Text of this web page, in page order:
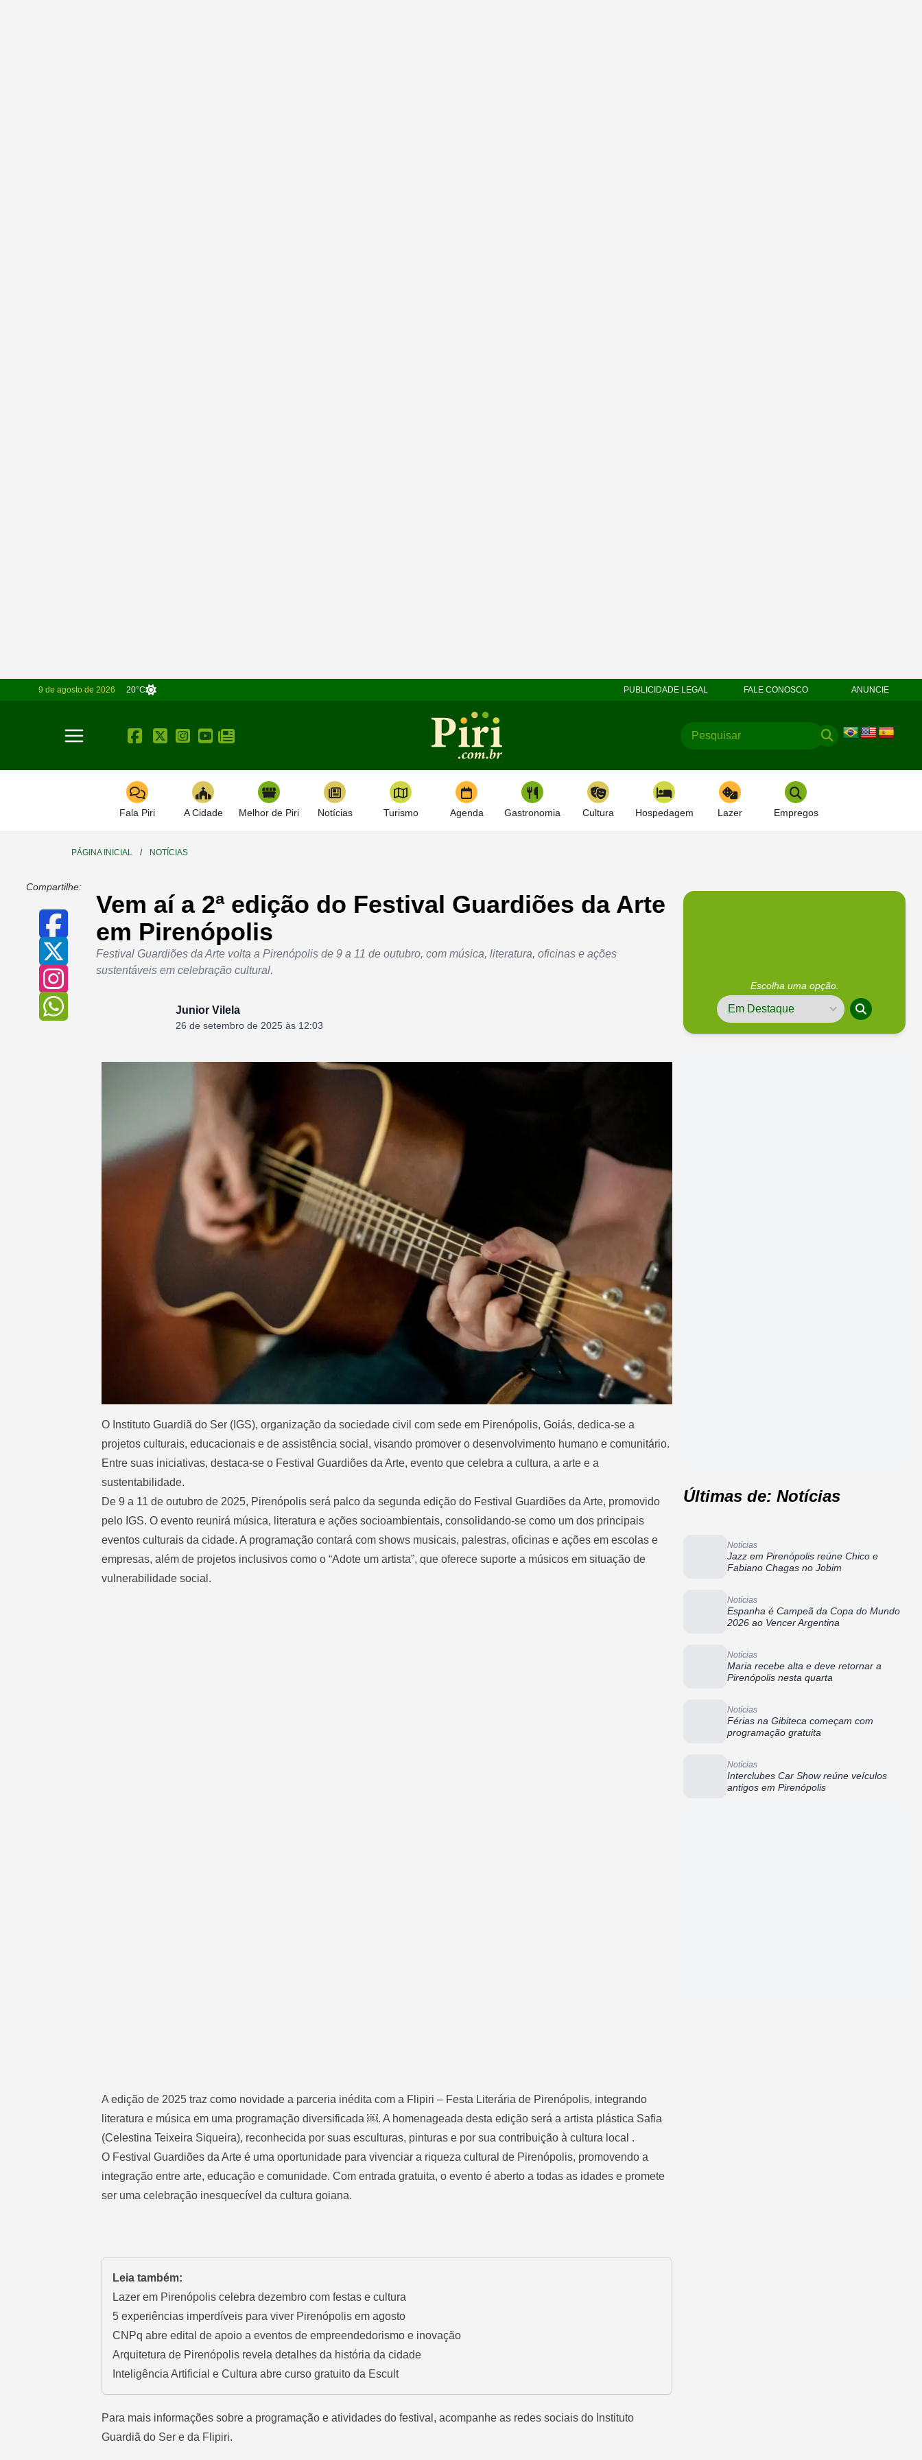
9 de agosto de 2026 20°C PUBLICIDADE LEGAL FALE CONOSCO ANUNCIE
Toggle navigation
Fala Piri A Cidade Melhor de Piri Notícias Turismo Agenda Gastronomia Cultura Hospedagem Lazer Empregos
PÁGINA INICIAL / NOTÍCIAS
Compartilhe:
Vem aí a 2ª edição do Festival Guardiões da Arte
em Pirenópolis
Festival Guardiões da Arte volta a Pirenópolis de 9 a 11 de outubro, com música, literatura, oficinas e ações
sustentáveis em celebração cultural.
Junior Vilela
26 de setembro de 2025 às 12:03
O Instituto Guardiã do Ser (IGS), organização da sociedade civil com sede em Pirenópolis, Goiás, dedica-se a
projetos culturais, educacionais e de assistência social, visando promover o desenvolvimento humano e comunitário.
Entre suas iniciativas, destaca-se o Festival Guardiões da Arte, evento que celebra a cultura, a arte e a
sustentabilidade.
De 9 a 11 de outubro de 2025, Pirenópolis será palco da segunda edição do Festival Guardiões da Arte, promovido
pelo IGS. O evento reunirá música, literatura e ações socioambientais, consolidando-se como um dos principais
eventos culturais da cidade. A programação contará com shows musicais, palestras, oficinas e ações em escolas e
empresas, além de projetos inclusivos como o “Adote um artista”, que oferece suporte a músicos em situação de
vulnerabilidade social.
A edição de 2025 traz como novidade a parceria inédita com a Flipiri – Festa Literária de Pirenópolis, integrando
literatura e música em uma programação diversificada ￼. A homenageada desta edição será a artista plástica Safia
(Celestina Teixeira Siqueira), reconhecida por suas esculturas, pinturas e por sua contribuição à cultura local .
O Festival Guardiões da Arte é uma oportunidade para vivenciar a riqueza cultural de Pirenópolis, promovendo a
integração entre arte, educação e comunidade. Com entrada gratuita, o evento é aberto a todas as idades e promete
ser uma celebração inesquecível da cultura goiana.
Leia também:
Lazer em Pirenópolis celebra dezembro com festas e cultura
5 experiências imperdíveis para viver Pirenópolis em agosto
CNPq abre edital de apoio a eventos de empreendedorismo e inovação
Arquitetura de Pirenópolis revela detalhes da história da cidade
Inteligência Artificial e Cultura abre curso gratuito da Escult
Para mais informações sobre a programação e atividades do festival, acompanhe as redes sociais do Instituto
Guardiã do Ser e da Flipiri.
Escolha uma opção.
Últimas de: Notícias
Notícias
Jazz em Pirenópolis reúne Chico e
Fabiano Chagas no Jobim
Notícias
Espanha é Campeã da Copa do Mundo
2026 ao Vencer Argentina
Notícias
Maria recebe alta e deve retornar a
Pirenópolis nesta quarta
Notícias
Férias na Gibiteca começam com
programação gratuita
Notícias
Interclubes Car Show reúne veículos
antigos em Pirenópolis